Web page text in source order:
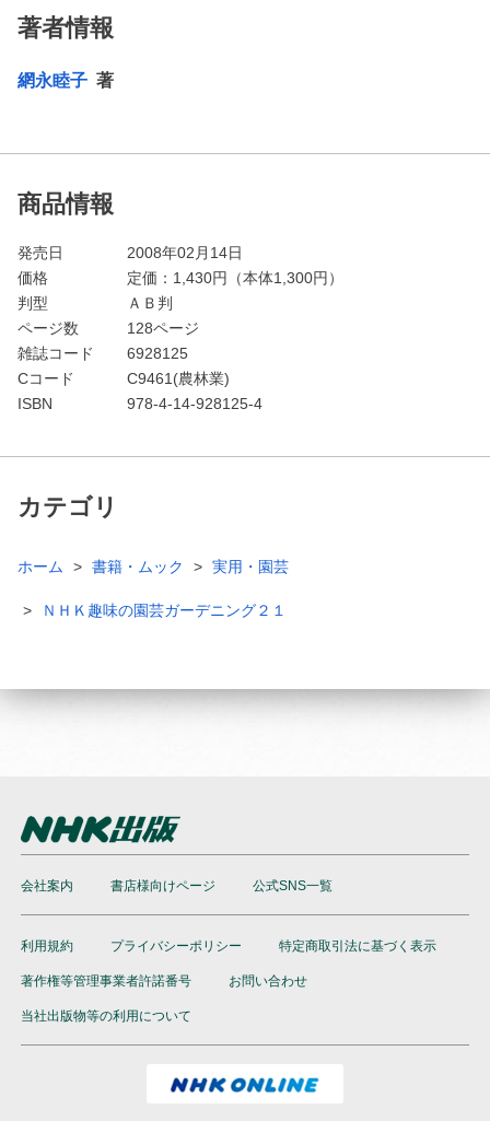
著者情報
網永睦子 著
商品情報
発売日
2008年02月14日
価格
定価： 1,430円（本体1,300円）
判型
ＡＢ判
ページ数
128ページ
雑誌コード
6928125
Cコード
C9461(農林業)
ISBN
978-4-14-928125-4
カテゴリ
ホーム 書籍・ムック 実用・園芸
ＮＨＫ趣味の園芸ガーデニング２１
会社案内 書店様向けページ 公式SNS一覧
利用規約 プライバシーポリシー 特定商取引法に基づく表示
著作権等管理事業者許諾番号 お問い合わせ
当社出版物等の利用について